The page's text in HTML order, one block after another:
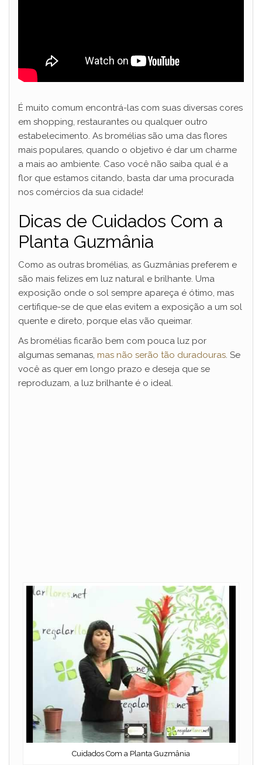
É muito comum encontrá-las com suas diversas cores
em shopping, restaurantes ou qualquer outro
estabelecimento. As bromélias são uma das flores
mais populares, quando o objetivo é dar um charme
a mais ao ambiente. Caso você não saiba qual é a
flor que estamos citando, basta dar uma procurada
nos comércios da sua cidade!
Dicas de Cuidados Com a
Planta Guzmânia
Como as outras bromélias, as Guzmânias preferem e
são mais felizes em luz natural e brilhante. Uma
exposição onde o sol sempre apareça é ótimo, mas
certifique-se de que elas evitem a exposição a um sol
quente e direto, porque elas vão queimar.
As bromélias ficarão bem com pouca luz por
algumas semanas, mas não serão tão duradouras. Se
você as quer em longo prazo e deseja que se
reproduzam, a luz brilhante é o ideal.
Cuidados Com a Planta Guzmânia